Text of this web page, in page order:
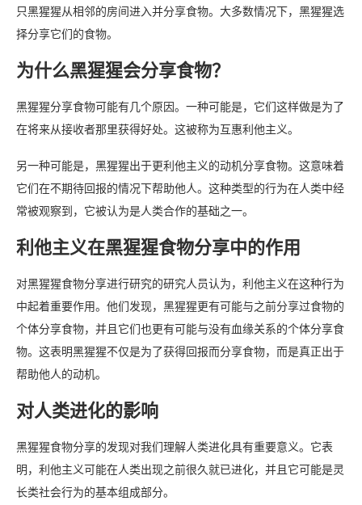
只黑猩猩从相邻的房间进入并分享食物。大多数情况下，黑猩猩选
择分享它们的食物。
为什么黑猩猩会分享食物？
黑猩猩分享食物可能有几个原因。一种可能是，它们这样做是为了
在将来从接收者那里获得好处。这被称为互惠利他主义。
另一种可能是，黑猩猩出于更利他主义的动机分享食物。这意味着
它们在不期待回报的情况下帮助他人。这种类型的行为在人类中经
常被观察到，它被认为是人类合作的基础之一。
利他主义在黑猩猩食物分享中的作用
对黑猩猩食物分享进行研究的研究人员认为，利他主义在这种行为
中起着重要作用。他们发现，黑猩猩更有可能与之前分享过食物的
个体分享食物，并且它们也更有可能与没有血缘关系的个体分享食
物。这表明黑猩猩不仅是为了获得回报而分享食物，而是真正出于
帮助他人的动机。
对人类进化的影响
黑猩猩食物分享的发现对我们理解人类进化具有重要意义。它表
明，利他主义可能在人类出现之前很久就已进化，并且它可能是灵
长类社会行为的基本组成部分。